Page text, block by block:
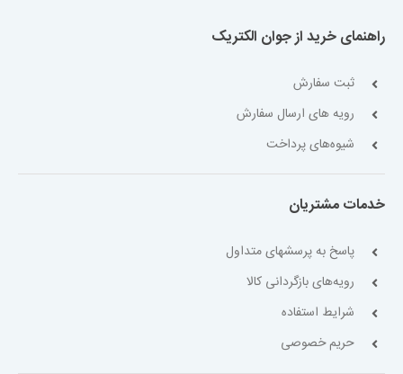
راهنمای خرید از جوان الکتریک
ثبت سفارش
رویه های ارسال سفارش
شیوه‌های پرداخت
خدمات مشتریان
پاسخ به پرسشهای متداول
رویه‌های بازگردانی کالا
شرایط استفاده
حریم خصوصی